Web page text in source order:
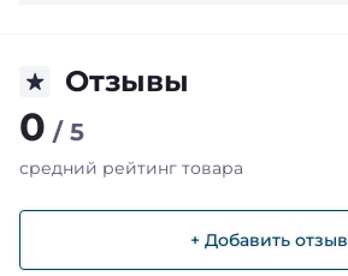
Отзывы
0 / 5
средний рейтинг товара
+ Добавить отзыв